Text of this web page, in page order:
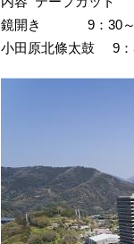
鏡開き 9：30～10
小田原北條太鼓 9：